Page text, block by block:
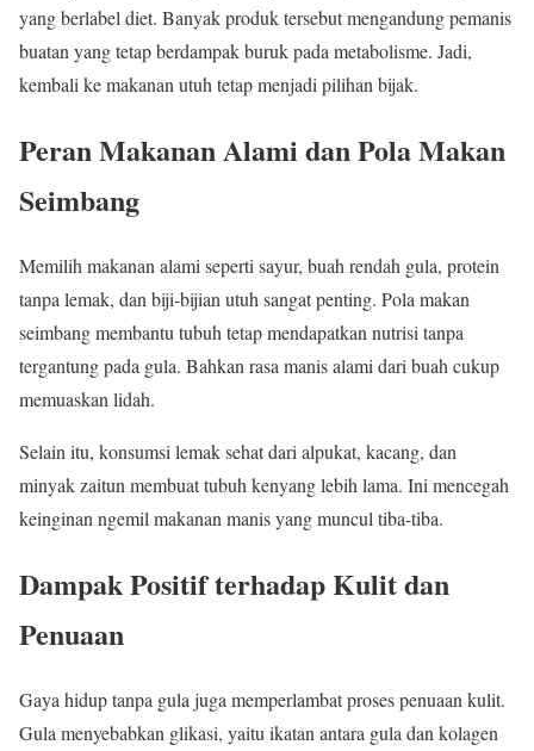
yang berlabel diet. Banyak produk tersebut mengandung pemanis
buatan yang tetap berdampak buruk pada metabolisme. Jadi,
kembali ke makanan utuh tetap menjadi pilihan bijak.
Peran Makanan Alami dan Pola Makan
Seimbang
Memilih makanan alami seperti sayur, buah rendah gula, protein
tanpa lemak, dan biji-bijian utuh sangat penting. Pola makan
seimbang membantu tubuh tetap mendapatkan nutrisi tanpa
tergantung pada gula. Bahkan rasa manis alami dari buah cukup
memuaskan lidah.
Selain itu, konsumsi lemak sehat dari alpukat, kacang, dan
minyak zaitun membuat tubuh kenyang lebih lama. Ini mencegah
keinginan ngemil makanan manis yang muncul tiba-tiba.
Dampak Positif terhadap Kulit dan
Penuaan
Gaya hidup tanpa gula juga memperlambat proses penuaan kulit.
Gula menyebabkan glikasi, yaitu ikatan antara gula dan kolagen